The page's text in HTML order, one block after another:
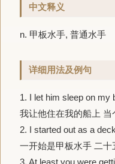
中文释义
n. 甲板水手, 普通水手
详细用法及例句
1. I let him sleep on my
我让他住在我的船上 当
2. I started out as a
一开始是甲板水手 二十
3. At least you were